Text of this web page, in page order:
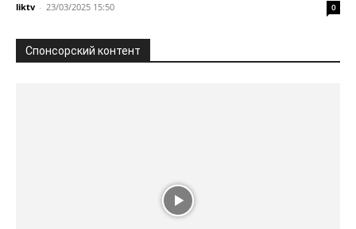
liktv - 23/03/2025 15:50 0
Спонсорский контент